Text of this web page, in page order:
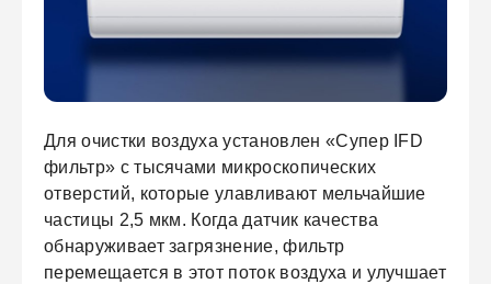
Для очистки воздуха установлен «Супер IFD
фильтр» с тысячами микроскопических
отверстий, которые улавливают мельчайшие
частицы 2,5 мкм. Когда датчик качества
обнаруживает загрязнение, фильтр
перемещается в этот поток воздуха и улучшает